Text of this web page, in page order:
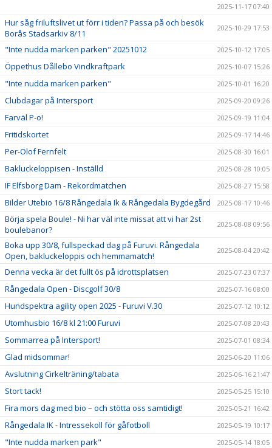
2025-11-17 07:40
Hur såg friluftslivet ut förr i tiden? Passa på och besök
Borås Stadsarkiv 8/11
2025-10-29 17:53
"Inte nudda marken parken" 20251012 2025-10-12 17:05
Öppethus Dållebo Vindkraftpark 2025-10-07 15:26
"Inte nudda marken parken" 2025-10-01 16:20
Clubdagar på Intersport 2025-09-20 09:26
Farväl P-o! 2025-09-19 11:04
Fritidskortet 2025-09-17 14:46
Per-Olof Fernfelt 2025-08-30 16:01
Bakluckeloppisen - Inställd 2025-08-28 10:05
IF Elfsborg Dam - Rekordmatchen 2025-08-27 15:58
Bilder Utebio 16/8 Rångedala Ik & Rångedala Bygdegård 2025-08-17 10:46
Börja spela Boule! - Ni har väl inte missat att vi har 2st
boulebanor?
2025-08-08 09:56
Boka upp 30/8, fullspeckad dag på Furuvi. Rångedala
Open, bakluckeloppis och hemmamatch!
2025-08-04 20:42
Denna vecka är det fullt ös på idrottsplatsen 2025-07-23 07:37
Rångedala Open - Discgolf 30/8 2025-07-16 08:00
Hundspektra agility open 2025 - Furuvi V.30 2025-07-12 10:12
Utomhusbio 16/8 kl 21:00 Furuvi 2025-07-08 20:43
Sommarrea på Intersport! 2025-07-01 08:34
Glad midsommar! 2025-06-20 11:06
Avslutning Cirkelträning/tabata 2025-06-16 21:47
Stort tack! 2025-05-25 15:10
Fira mors dag med bio – och stötta oss samtidigt! 2025-05-21 16:42
Rångedala IK - Intressekoll för gåfotboll 2025-05-19 10:17
"Inte nudda marken park" 2025-05-14 18:05